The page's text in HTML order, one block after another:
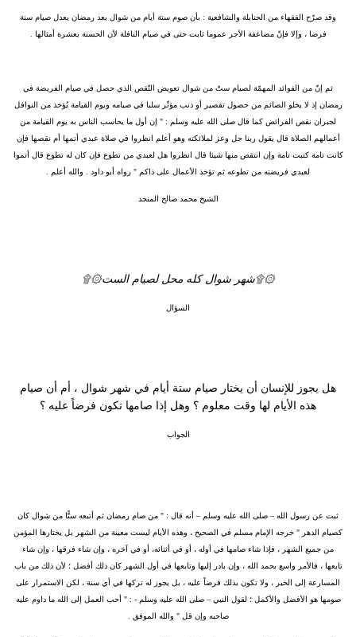
وقد صرّح الفقهاء من الحنابلة والشافعية : بأن صوم ستة أيام من شوال بعد رمضان يعدل صيام سنة
فرضا ، وإلا فإنّ مضاعفة الأجر عموما ثابت حتى في صيام النافلة لأن الحسنة بعشرة أمثالها .
ثم إنّ من الفوائد المهمّة لصيام ستّ من شوال تعويض النّقص الذي حصل في صيام الفريضة في
رمضان إذ لا يخلو الصائم من حصول تقصير أو ذنب مؤثّر سلبا في صيامه ويوم القيامة يُؤخذ من النوافل
لجبران نقص الفرائض كما قال صلى الله عليه وسلم : " إن أول ما يحاسب الناس به يوم القيامة من
أعمالهم الصلاة قال يقول ربنا جل وعز لملائكته وهو أعلم انظروا في صلاة عبدي أتمها أم نقصها فإن
كانت تامة كتبت تامة وإن انتقص منها شيئا قال انظروا هل لعبدي من تطوع فإن كان له تطوع قال أتموا
لعبدي فريضته من تطوعه ثم تؤخذ الأعمال على ذاكم " رواه أبو داود . والله أعلم .
الشيخ محمد صالح المنجد
۞۩شهر شوال كله محل لصيام الست۞۩
السؤال
هل يجوز للإنسان أن يختار صيام ستة أيام في شهر شوال ، أم أن صيام
هذه الأيام لها وقت معلوم ؟ وهل إذا صامها تكون فرضاً عليه ؟
الجواب
ثبت عن رسول الله – صلى الله عليه وسلم – أنه قال : " من صام رمضان ثم أتبعه ستًّا من شوال كان
كصيام الدهر " خرجه الإمام مسلم في الصحيح ، وهذه الأيام ليست معينة من الشهر بل يختارها المؤمن
من جميع الشهر ، فإذا شاء صامها في أوله ، أو في أثنائه، أو في آخره ، وإن شاء فرقها ، وإن شاء
تابعها ، فالأمر واسع بحمد الله ، وإن بادر إليها وتابعها في أول الشهر كان ذلك أفضل ؛ لأن ذلك من باب
المسارعة إلى الخير ، ولا تكون بذلك فرضاً عليه ، بل يجوز له تركها في أي سنة ، لكن الاستمرار على
صومها هو الأفضل والأكمل ؛ لقول النبي – صلى الله عليه وسلم - : " أحب العمل إلى الله ما داوم عليه
صاحبه وإن قل " والله الموفق .